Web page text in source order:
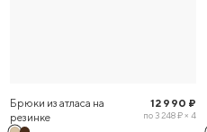
Брюки из атласа на
резинке
12 990 ₽
по 3 248 ₽ × 4